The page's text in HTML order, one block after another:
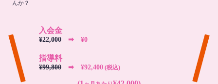
んか？
入会金
¥22,000 ➡︎ ¥0
指導料
¥99,800 ➡︎ ¥92,400 (税込)